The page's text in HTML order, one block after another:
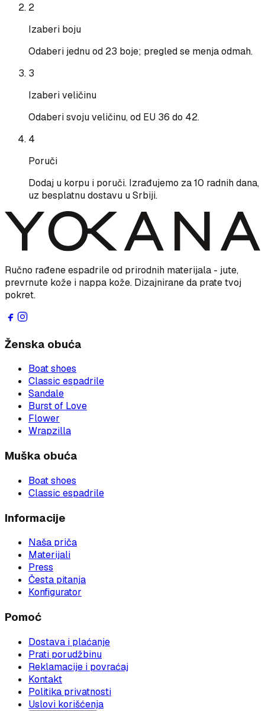
2
Izaberi boju
Odaberi jednu od 23 boje; pregled se menja odmah.
3
Izaberi veličinu
Odaberi svoju veličinu, od EU 36 do 42.
4
Poruči
Dodaj u korpu i poruči. Izrađujemo za 10 radnih dana,
uz besplatnu dostavu u Srbiji.
Ručno rađene espadrile od prirodnih materijala - jute,
prevrnute kože i nappa kože. Dizajnirane da prate tvoj
pokret.
Ženska obuća
Boat shoes
Classic espadrile
Sandale
Burst of Love
Flower
Wrapzilla
Muška obuća
Boat shoes
Classic espadrile
Informacije
Naša priča
Materijali
Press
Česta pitanja
Konfigurator
Pomoć
Dostava i plaćanje
Prati porudžbinu
Reklamacije i povraćaj
Kontakt
Politika privatnosti
Uslovi korišćenja